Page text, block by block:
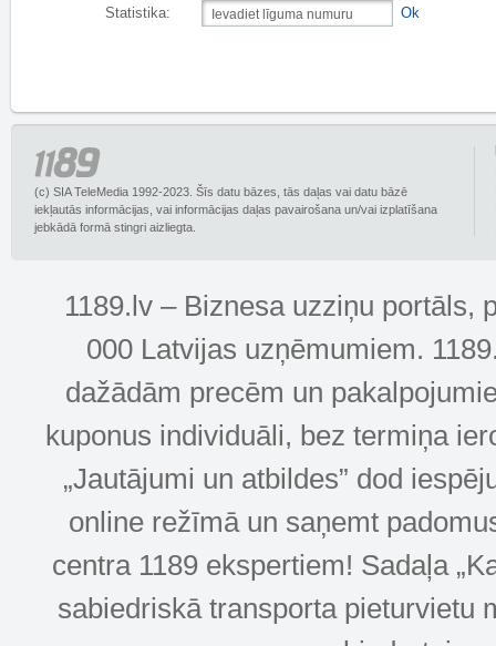
Statistika: Ok
(c) SIA TeleMedia 1992-2023. Šīs datu bāzes, tās daļas vai datu bāzē
iekļautās informācijas, vai informācijas daļas pavairošana un/vai izplatīšana
jebkādā formā stingri aizliegta.
1189.lv – Biznesa uzziņu portāls,
000 Latvijas uzņēmumiem.
dažādām precēm un
kuponus individuāli, bez termiņa
„Jautājumi un atbildes” dod
online režīmā un saņemt
centra 1189 ekspertiem! Sadaļa
sabiedriskā transporta pieturvietu